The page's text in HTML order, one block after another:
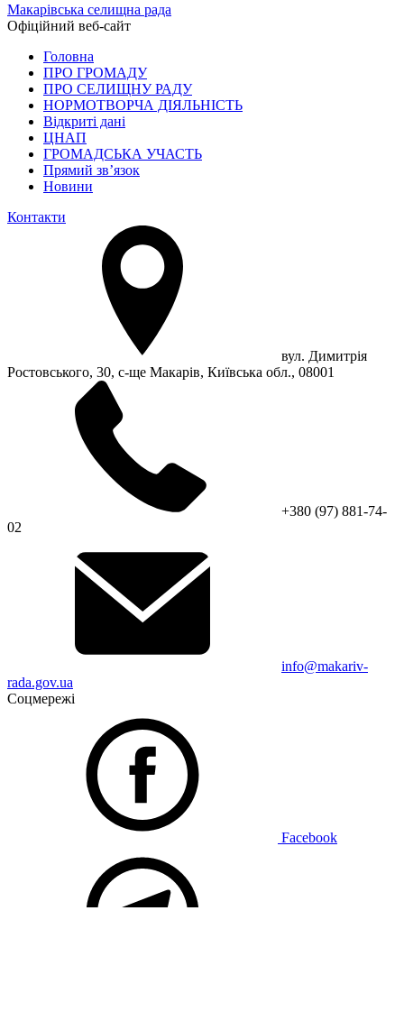
Макарівська селищна рада
Офіційний веб-сайт
Головна
ПРО ГРОМАДУ
ПРО СЕЛИЩНУ РАДУ
НОРМОТВОРЧА ДІЯЛЬНІСТЬ
Відкриті дані
ЦНАП
ГРОМАДСЬКА УЧАСТЬ
Прямий зв’язок
Новини
Контакти
вул. Димитрія
Ростовського, 30, с-ще Макарів, Київська обл., 08001
+380 (97) 881-74-
02
info@makariv-
rada.gov.ua
Соцмережі
Facebook